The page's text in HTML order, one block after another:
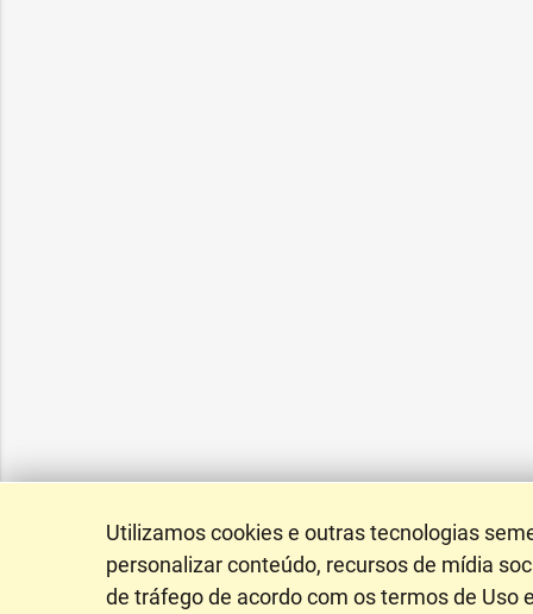
Utilizamos cookies e outras tecnologias
personalizar conteúdo, recursos de mídia
de tráfego de acordo com os termos de Uso